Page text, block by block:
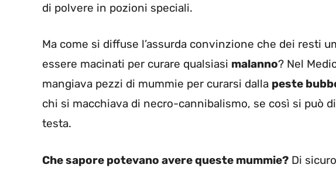
di polvere in pozioni speciali.
Ma come si diffuse l’assurda convinzione che dei resti
essere macinati per curare qualsiasi malanno? Nel
mangiava pezzi di mummie per curarsi dalla peste
chi si macchiava di necro-cannibalismo, se così si può
testa.
Che sapore potevano avere queste mummie? Di